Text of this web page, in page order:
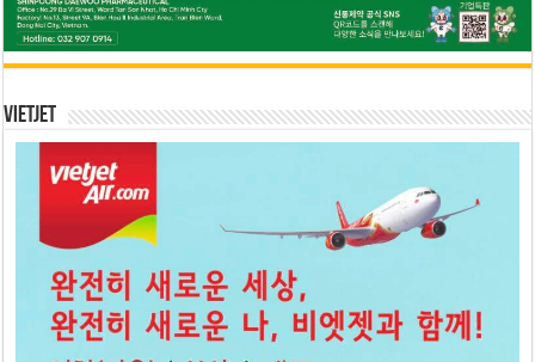
Vietjet